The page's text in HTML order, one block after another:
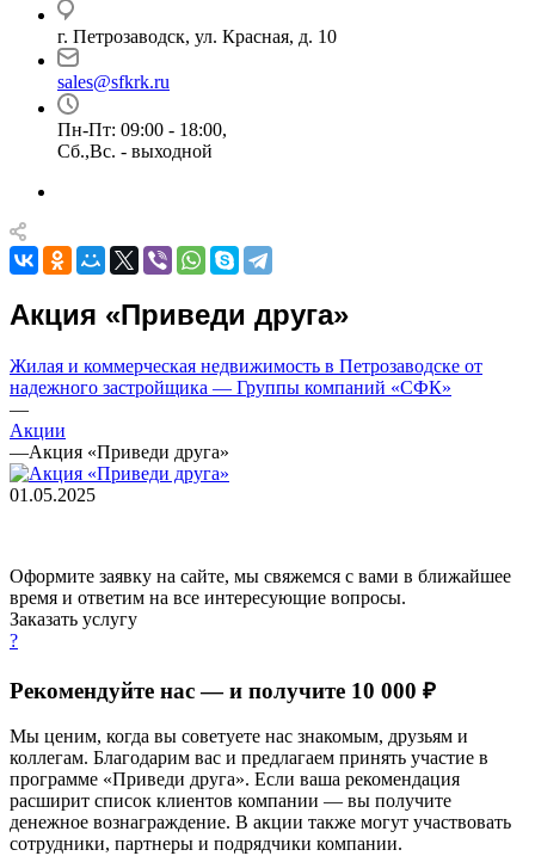
г. Петрозаводск, ул. Красная, д. 10
sales@sfkrk.ru
Пн-Пт: 09:00 - 18:00,
Сб.,Вс. - выходной
Акция «Приведи друга»
Жилая и коммерческая недвижимость в Петрозаводске от
надежного застройщика — Группы компаний «СФК»
—
Акции
—Акция «Приведи друга»
01.05.2025
Оформите заявку на сайте, мы свяжемся с вами в ближайшее
время и ответим на все интересующие вопросы.
Заказать услугу
?
Рекомендуйте нас — и получите 10 000 ₽
Мы ценим, когда вы советуете нас знакомым, друзьям и
коллегам. Благодарим вас и предлагаем принять участие в
программе «Приведи друга». Если ваша рекомендация
расширит список клиентов компании — вы получите
денежное вознаграждение. В акции также могут участвовать
сотрудники, партнеры и подрядчики компании.